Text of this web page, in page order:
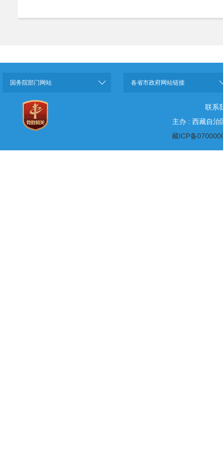
国务院部门网站 各省市政府网站链接
联系
主办 : 西藏自治
藏ICP备